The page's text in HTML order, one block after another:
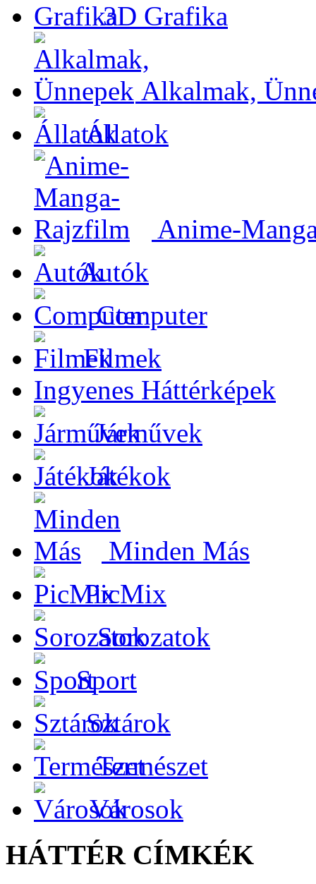
3D Grafika
Alkalmak,
Állatok
Anime-
Autók
Computer
Filmek
Ingyenes Háttérképek
Járművek
Játékok
Minden Más
PicMix
Sorozatok
Sport
Sztárok
Természet
Városok
HÁTTÉR CÍMKÉK